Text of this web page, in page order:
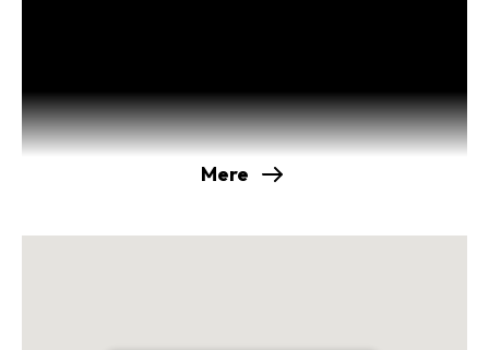
Eller er du erfaren væver og har lyst til at mødes
med andre omkring fysisk mindre projekter, som
f.eks. bånd, stropper, billedvæv, tørklæder og
Så mødes vi i Holbo Herreds Væverforening en
Mere